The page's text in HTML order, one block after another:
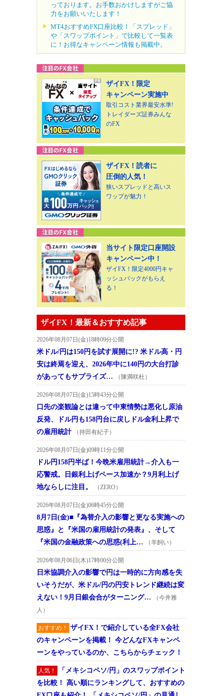
っております。お手数おかけしますがご協
力をお願いいたします！
MT4おすすめFX口座比較！「スプレッド」
や「スワップポイント」で比較して一覧表
に！お得なキャンペーン情報も掲載中。
ザイFX！限定
キャンペーン実施中
取引コスト業界最安水準!
トレイダーズ証券みんな
のFX
ザイFX！読者に
圧倒的人気！
狭いスプレッドと高いス
ワップが魅力！
当サイト限定口座開設
キャンペーン中！
ザイFX！限定4000円キャ
ッシュバックがもらえ
る！
ザイFX！最新＆おすすめ記事
2026年08月07日(金)18時09分公開
米ドル/円は150円を試す展開に!? 米ドル高・円
安は終焉を迎え、2026年中に140円の大台打診
があってもサプライズ…
（陳満咲杜）
2026年08月07日(金)15時43分公開
口先の楽観論とは違って中東情勢は悪化し原油
反発、ドル円も158円台に戻しドル金利上昇で
の雇用統計
（持田有紀子）
2026年08月07日(金)09時11分公開
ドル円158円半ば！今晩米雇用統計→介入も一
応警戒。日銀利上げペース加速か？9月利上げ
地ならしに注目。
（ZERO）
2026年08月07日(金)06時45分公開
8月7日(金)■『為替介入の影響と更なる実施への
思惑』と『米国の雇用統計の発表』、そして
『米国の金融政策への思惑(利上…
（羊飼い）
2026年08月06日(木)17時00分公開
日米協調介入の影響で円は一時的に方向感を失
いそうだが、米ドル/円の円安トレンド継続は変
えない！9月日銀会合がターニング…
（今井雅
人）
おすすめ！
ザイFX！で紹介している全FX会社
のキャンペーンを掲載！ 今どんなFXキャンペ
ーンをやっているのか、こちらからチェック！
人気！
「メキシコペソ/円」のスワップポイント
を比較！ 高い順にランキングして、おすすめの